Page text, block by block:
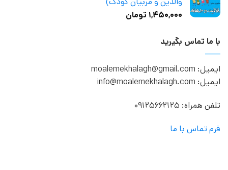
۱,۴۵۰,۰۰۰ تومان
با ما تماس بگیرید
ایمیل: moalemekhalagh@gmail.com
ایمیل: info@moalemekhalagh.com
تلفن همراه: 09125662125
فرم تماس با ما